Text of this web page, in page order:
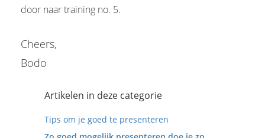
door naar training no. 5.
Cheers,
Bodo
Artikelen in deze categorie
Tips om je goed te presenteren